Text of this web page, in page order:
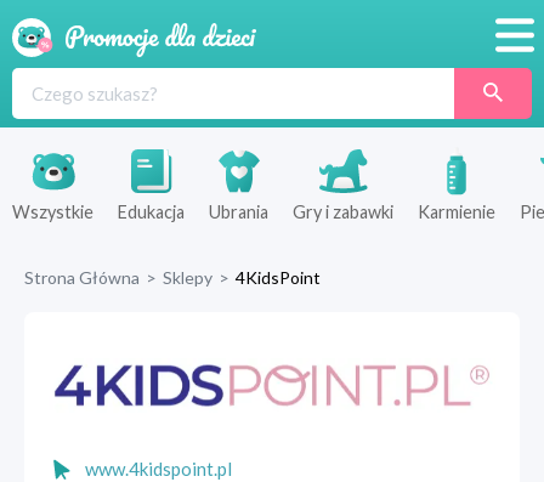
Produkty
Sklepy
Wszystkie Edukacja Ubrania Gry i zabawki Karmienie
Strona Główna > Sklepy > 4KidsPoint
www.4kidspoint.pl